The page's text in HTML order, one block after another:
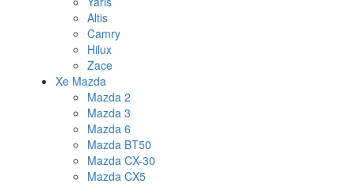
Altis
Camry
Hilux
Zace
Xe Mazda
Mazda 2
Mazda 3
Mazda 6
Mazda BT50
Mazda CX-30
Mazda CX5